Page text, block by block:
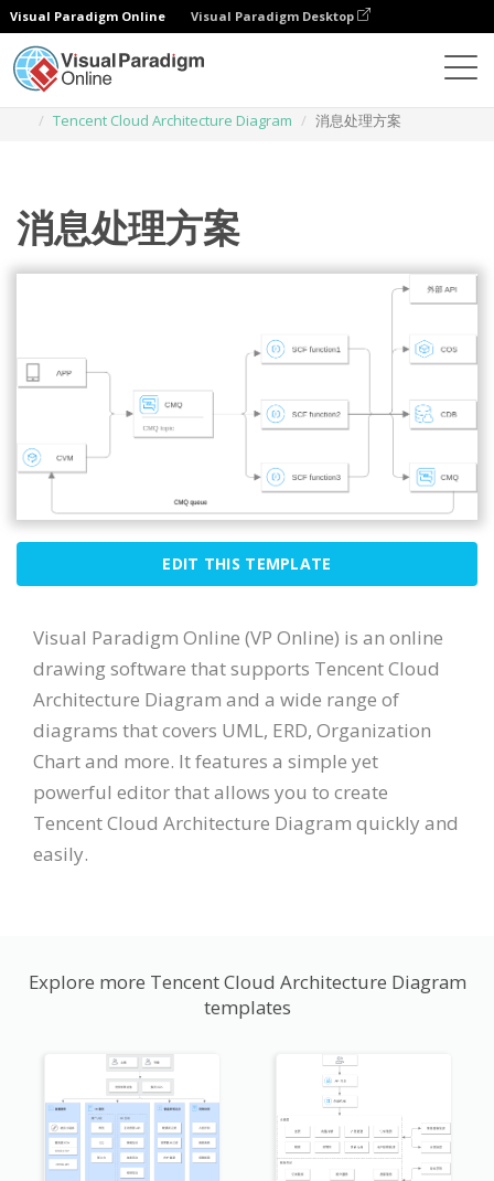
Visual Paradigm Online Visual Paradigm Desktop
Tencent Cloud Architecture Diagram
消息处理方案
消息处理方案
EDIT THIS TEMPLATE
Visual Paradigm Online (VP Online) is an online
drawing software that supports Tencent Cloud
Architecture Diagram and a wide range of
diagrams that covers UML, ERD, Organization
Chart and more. It features a simple yet
powerful editor that allows you to create
Tencent Cloud Architecture Diagram quickly and
easily.
Explore more Tencent Cloud Architecture Diagram
templates